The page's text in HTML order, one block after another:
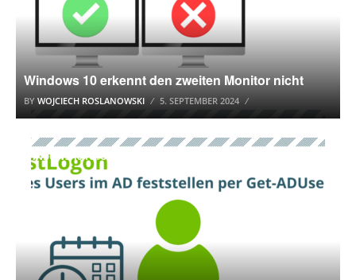
Windows 10 erkennt den zweiten Monitor nicht
BY WOJCIECH ROSLANOWSKI 5. SEPTEMBER 2024
WINDOWS 10 TUTORIAL